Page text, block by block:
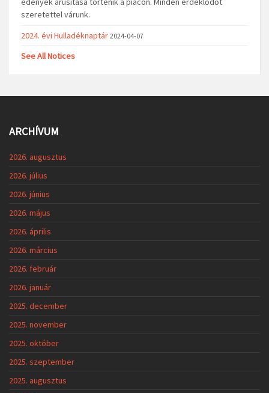
szeretettel várunk.
2024. évi Hulladéknaptár 2024-04-07
See All Notices
ARCHÍVUM
2026. augusztus
2026. július
2026. június
2026. május
2026. április
2026. március
2026. február
2026. január
2025. december
2025. november
2025. október
2025. szeptember
2025. augusztus